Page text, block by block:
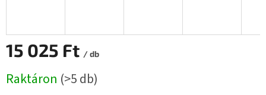
15 025 Ft / db
Raktáron (>5 db)